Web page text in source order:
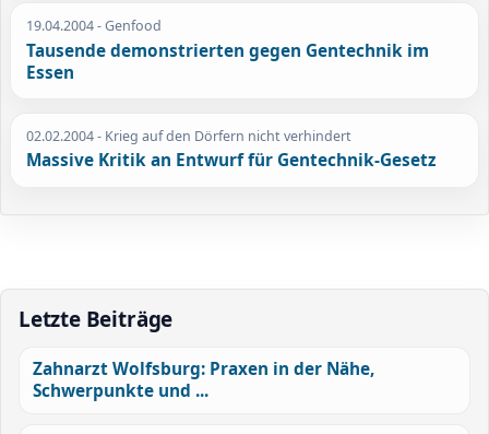
19.04.2004- Genfood
Tausende demonstrierten gegen Gentechnik im
Essen
02.02.2004- Krieg auf den Dörfern nicht verhindert
Massive Kritik an Entwurf für Gentechnik-Gesetz
Letzte Beiträge
Zahnarzt Wolfsburg: Praxen in der Nähe,
Schwerpunkte und ...